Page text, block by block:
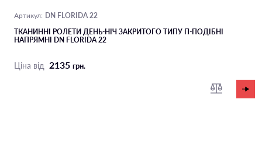
Артикул: DN FLORIDA 22
ТКАНИННІ РОЛЕТИ ДЕНЬ-НІЧ ЗАКРИТОГО ТИПУ П-ПОДIБНІ
НАПРЯМНІ DN FLORIDA 22
Ціна від 2135 грн.